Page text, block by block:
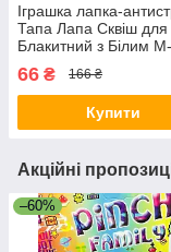
Іграшка лапка-
Тапа Лапа Сквіш для
Блакитний з Білим
66 ₴ 166 ₴
Купити
Акційні
–60%